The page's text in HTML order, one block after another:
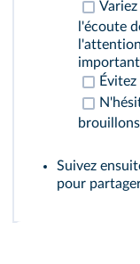
l'écoute
Suivez
pour